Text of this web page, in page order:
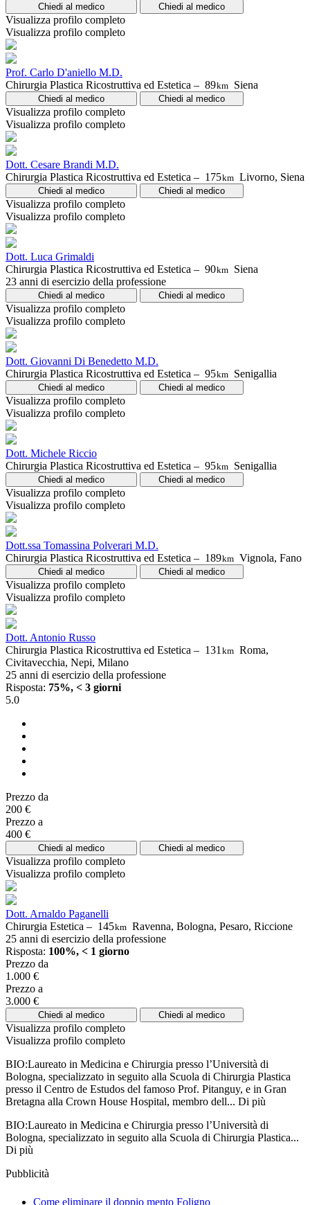
Chiedi al medico Chiedi al medico
Visualizza profilo completo
Visualizza profilo completo
Prof. Carlo D'aniello M.D.
Chirurgia Plastica Ricostruttiva ed Estetica – 89km Siena
Chiedi al medico Chiedi al medico
Visualizza profilo completo
Visualizza profilo completo
Dott. Cesare Brandi M.D.
Chirurgia Plastica Ricostruttiva ed Estetica – 175km Livorno, Siena
Chiedi al medico Chiedi al medico
Visualizza profilo completo
Visualizza profilo completo
Dott. Luca Grimaldi
Chirurgia Plastica Ricostruttiva ed Estetica – 90km Siena
23 anni di esercizio della professione
Chiedi al medico Chiedi al medico
Visualizza profilo completo
Visualizza profilo completo
Dott. Giovanni Di Benedetto M.D.
Chirurgia Plastica Ricostruttiva ed Estetica – 95km Senigallia
Chiedi al medico Chiedi al medico
Visualizza profilo completo
Visualizza profilo completo
Dott. Michele Riccio
Chirurgia Plastica Ricostruttiva ed Estetica – 95km Senigallia
Chiedi al medico Chiedi al medico
Visualizza profilo completo
Visualizza profilo completo
Dott.ssa Tomassina Polverari M.D.
Chirurgia Plastica Ricostruttiva ed Estetica – 189km Vignola, Fano
Chiedi al medico Chiedi al medico
Visualizza profilo completo
Visualizza profilo completo
Dott. Antonio Russo
Chirurgia Plastica Ricostruttiva ed Estetica – 131km Roma,
Civitavecchia, Nepi, Milano
25 anni di esercizio della professione
Risposta: 75%, < 3 giorni
5.0
Prezzo da
200 €
Prezzo a
400 €
Chiedi al medico Chiedi al medico
Visualizza profilo completo
Visualizza profilo completo
Dott. Arnaldo Paganelli
Chirurgia Estetica – 145km Ravenna, Bologna, Pesaro, Riccione
25 anni di esercizio della professione
Risposta: 100%, < 1 giorno
Prezzo da
1.000 €
Prezzo a
3.000 €
Chiedi al medico Chiedi al medico
Visualizza profilo completo
Visualizza profilo completo
BIO:Laureato in Medicina e Chirurgia presso l’Università di
Bologna, specializzato in seguito alla Scuola di Chirurgia Plastica
presso il Centro de Estudos del famoso Prof. Pitanguy, e in Gran
Bretagna alla Crown House Hospital, membro dell... Di più
BIO:Laureato in Medicina e Chirurgia presso l’Università di
Bologna, specializzato in seguito alla Scuola di Chirurgia Plastica...
Di più
Pubblicità
Come eliminare il doppio mento Foligno